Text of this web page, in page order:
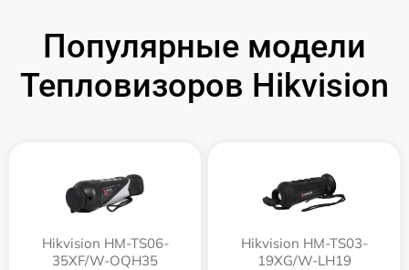
Популярные модели
Тепловизоров Hikvision
Hikvision HM-TS06-
35XF/W-OQH35
Hikvision HM-TS03-
19XG/W-LH19